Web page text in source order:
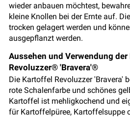
wieder anbauen möchtest,
kleine Knollen bei der Ernte auf.
trocken gelagert werden und
ausgepflanzt werden.
Aussehen und Verwendung
Revoluzzer® 'Bravera'®
Die Kartoffel Revoluzzer 'Bravera'
rote Schalenfarbe und schönes
Kartoffel ist mehligkochend und
für Kartoffelpüree, Kartoffelsuppe